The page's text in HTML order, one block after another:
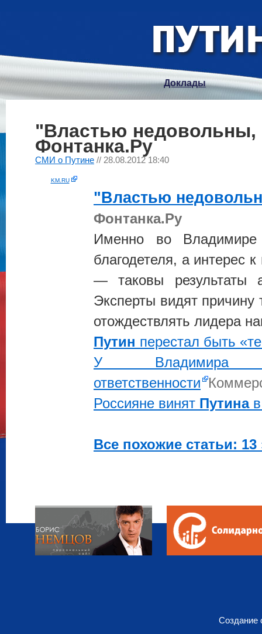
Доклады
"Властью
Фонтанка.Ру
СМИ о Путине // 28.08.2012 18:40
KM.RU
"Властью
Фонтанка.Ру
Именно во
благодетеля, а интерес
— таковы результаты
Эксперты видят причину
отождествлять лидера
Путин перестал быть
У
ответственности
Россияне винят Путинав
Все похожие статьи: 13
Создание